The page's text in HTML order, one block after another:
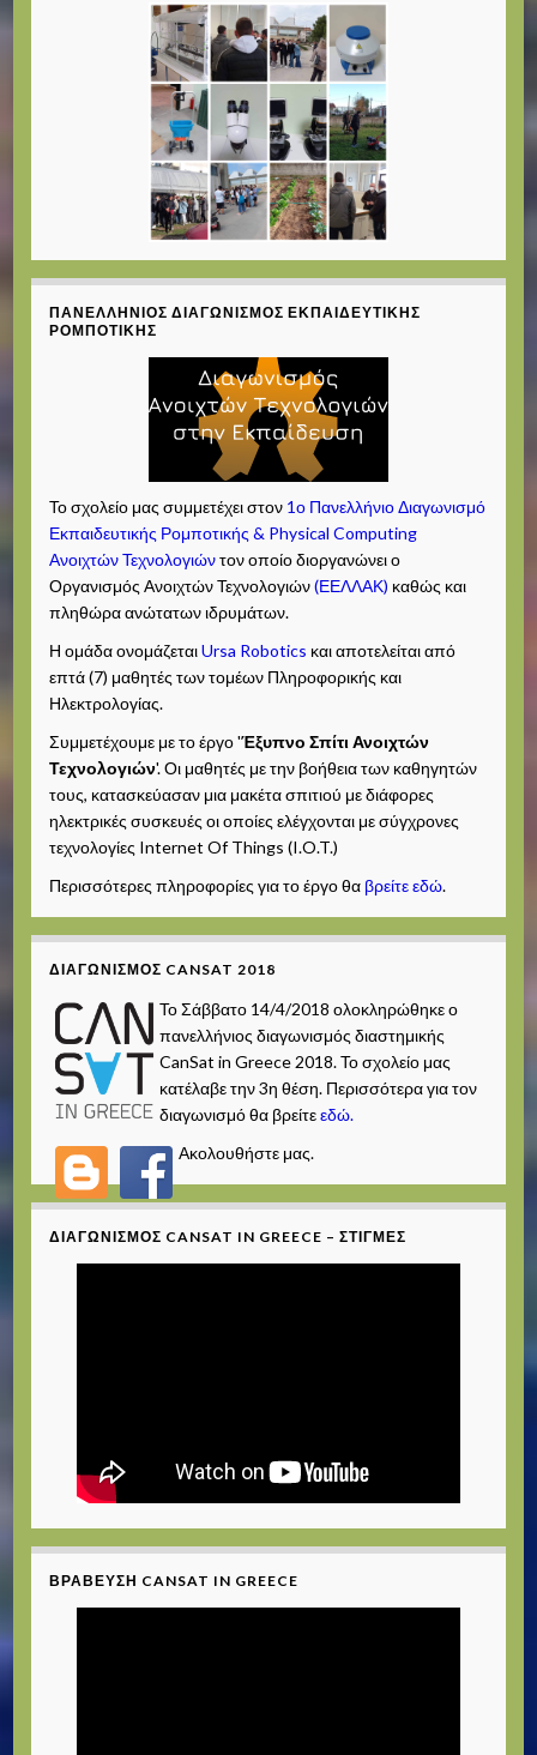
ΠΑΝΕΛΛΉΝΙΟΣ ΔΙΑΓΩΝΙΣΜΌΣ ΕΚΠΑΙΔΕΥΤΙΚΉΣ
ΡΟΜΠΟΤΙΚΉΣ
Το σχολείο μας συμμετέχει στον 1ο Πανελλήνιο Διαγωνισμό
Εκπαιδευτικής Ρομποτικής & Physical Computing
Ανοιχτών Τεχνολογιώντον οποίο διοργανώνει ο
Οργανισμός Ανοιχτών Τεχνολογιών(ΕΕΛΛΑΚ) καθώς και
πληθώρα ανώτατων ιδρυμάτων.
Η ομάδα ονομάζεταιUrsa Robotics και αποτελείται από
επτά (7) μαθητές των τομέων Πληροφορικής και
Ηλεκτρολογίας.
Συμμετέχουμε με το έργο 'Έξυπνο Σπίτι Ανοιχτών
Τεχνολογιών'. Οι μαθητές με την βοήθεια των καθηγητών
τους, κατασκεύασαν μια μακέτα σπιτιού με διάφορες
ηλεκτρικές συσκευές οι οποίες ελέγχονται με σύγχρονες
τεχνολογίες Internet Of Things (I.O.T.)
Περισσότερες πληροφορίες για το έργο θα βρείτε εδώ.
ΔΙΑΓΩΝΙΣΜΌΣ CANSAT 2018
Το Σάββατο 14/4/2018 ολοκληρώθηκε ο
πανελλήνιος διαγωνισμός διαστημικής
CanSat in Greece 2018. Το σχολείο μας
κατέλαβε την 3η θέση. Περισσότερα για τον
διαγωνισμό θα βρείτεεδώ.
Ακολουθήστε μας.
ΔΙΑΓΩΝΙΣΜΌΣ CANSAT IN GREECE – ΣΤΙΓΜΈΣ
ΒΡΆΒΕΥΣΗ CANSAT IN GREECE